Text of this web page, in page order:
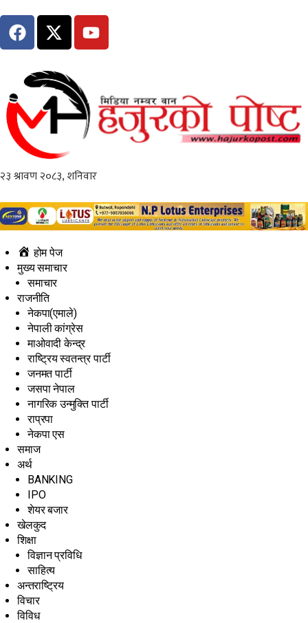
होम पेज
मुख्य समाचार
समाचार
राजनीति
नेकपा(एमाले)
नेपाली कांग्रेस
माओवादी केन्द्र
राष्ट्रिय स्वतन्त्र पार्टी
जनमत पार्टी
जसपा नेपाल
नागरिक उन्मुक्ति पार्टी
राप्रपा
नेकपा एस
समाज
अर्थ
BANKING
IPO
शेयर बजार
खेलकुद
शिक्षा
विज्ञान प्रविधि
साहित्य
अन्तराष्ट्रिय
विचार
विविध